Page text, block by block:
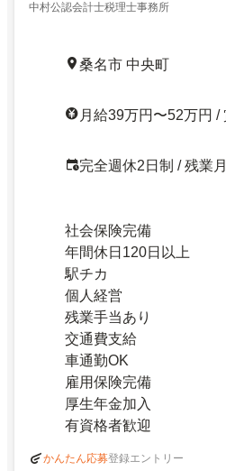
中村公認会計士税理士事務所
桑名市 中央町
月給39万円〜52万円 /
完全週休2日制 / 残業
社会保険完備
年間休日120日以上
駅チカ
個人経営
残業手当あり
交通費支給
車通勤OK
雇用保険完備
厚生年金加入
有資格者歓迎
かんたん応募登録エントリー